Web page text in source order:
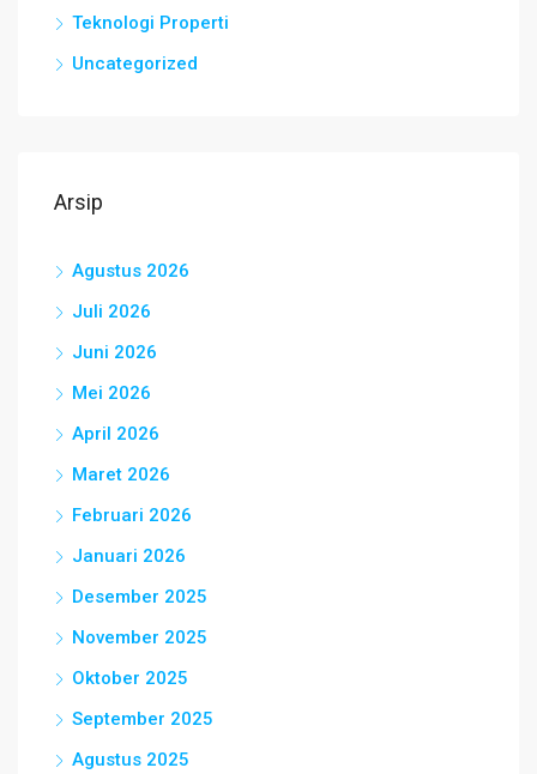
Teknologi Properti
Uncategorized
Arsip
Agustus 2026
Juli 2026
Juni 2026
Mei 2026
April 2026
Maret 2026
Februari 2026
Januari 2026
Desember 2025
November 2025
Oktober 2025
September 2025
Agustus 2025